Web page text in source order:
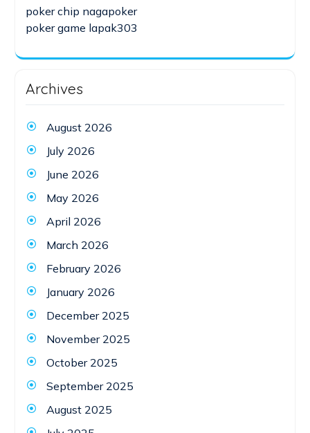
poker chip nagapoker
poker game lapak303
Archives
August 2026
July 2026
June 2026
May 2026
April 2026
March 2026
February 2026
January 2026
December 2025
November 2025
October 2025
September 2025
August 2025